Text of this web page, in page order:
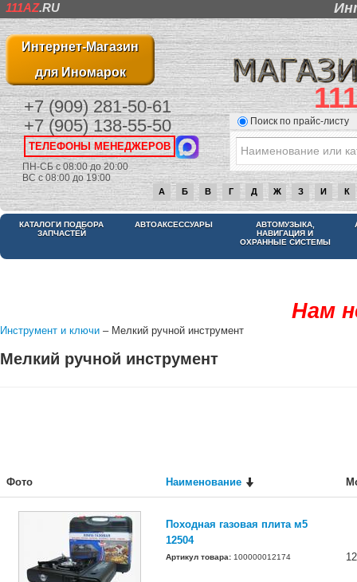
111AZ.RU
Интернет-Магазин
для Иномарок
+7 (909) 281-50-61
+7 (905) 138-55-50
ТЕЛЕФОНЫ МЕНЕДЖЕРОВ
ПН-СБ с 08:00 до 20:00
ВС с 08:00 до 19:00
Поиск по прайс-листу
А Б В Г Д Ж З И К
КАТАЛОГИ ПОДБОРА
ЗАПЧАСТЕЙ
АВТОАКСЕССУАРЫ
АВТОМУЗЫКА,
НАВИГАЦИЯ И
ОХРАННЫЕ СИСТЕМЫ
Нам
Инструмент и ключи – Мелкий ручной инструмент
Мелкий ручной инструмент
Фото Наименование
Походная газовая плита м5
12504
Артикул товара: 100000012174